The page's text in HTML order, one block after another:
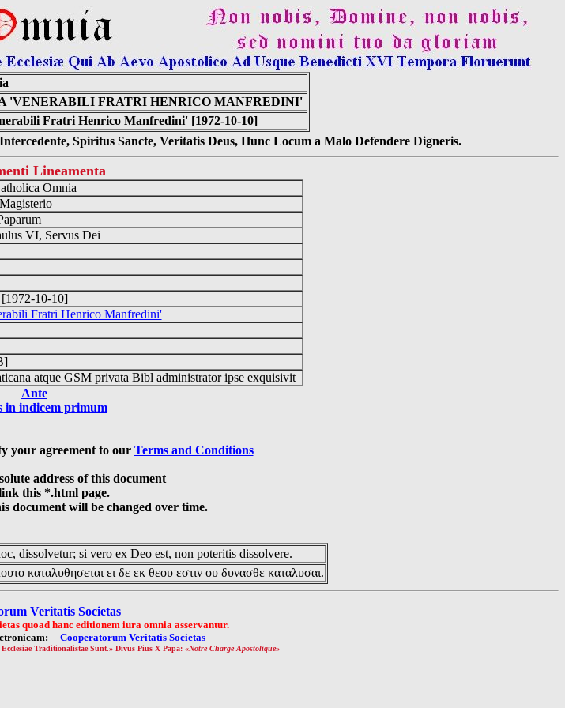
'VENERABILI FRATRI HENRICO MANFREDINI'
Fratri Henrico Manfredini' [1972-10-10]
Spiritus Sancte, Veritatis Deus, Hunc Locum a Malo Defendere Digneris.
Lineamenta
Omnia
VI, Servus Dei
10-10]
Fratri Henrico Manfredini'
atque GSM privata Bibl administrator ipse exquisivit
Ante
in indicem primum
your agreement to our Terms and Conditions
address of this document
this *.html page.
document will be changed over time.
dissolvetur; si vero ex Deo est, non poteritis dissolvere.
καταλυθησεται ει δε εκ θεου εστιν ου δυνασθε καταλυσαι.
Veritatis Societas
quoad hanc editionem iura omnia asservantur.
Cooperatorum Veritatis Societas
Traditionalistae Sunt.» Divus Pius X Papa: «Notre Charge Apostolique»